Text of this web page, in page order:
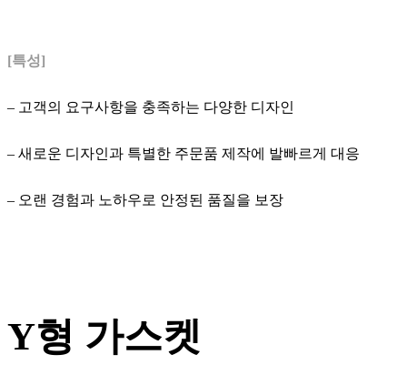
[특성]
– 고객의 요구사항을 충족하는 다양한 디자인
– 새로운 디자인과 특별한 주문품 제작에 발빠르게 대응
– 오랜 경험과 노하우로 안정된 품질을 보장
Y형 가스켓